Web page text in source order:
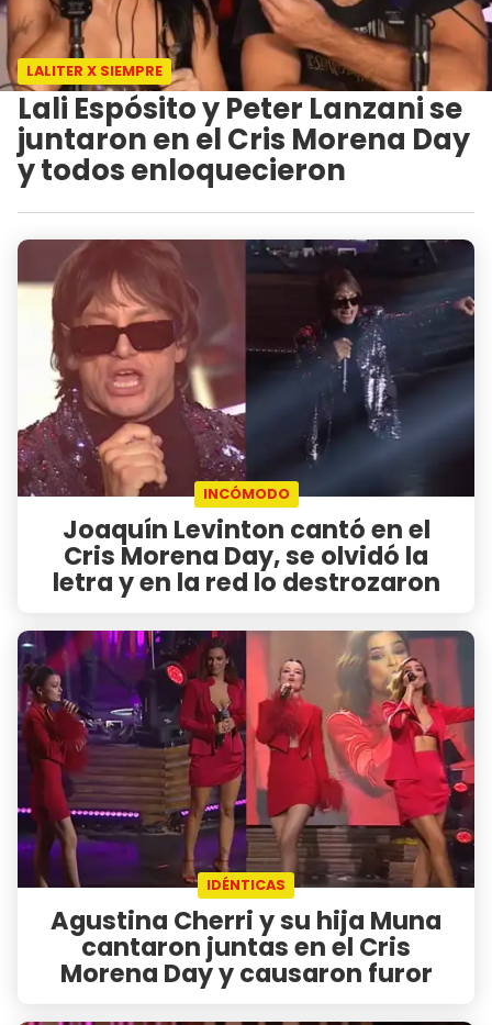
LALITER X SIEMPRE
Lali Espósito y Peter Lanzani se
juntaron en el Cris Morena Day
y todos enloquecieron
INCÓMODO
Joaquín Levinton cantó en el
Cris Morena Day, se olvidó la
letra y en la red lo destrozaron
IDÉNTICAS
Agustina Cherri y su hija Muna
cantaron juntas en el Cris
Morena Day y causaron furor